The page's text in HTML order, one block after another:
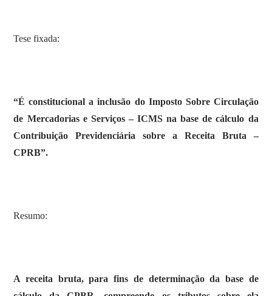
Tese fixada:
“É constitucional a inclusão do Imposto Sobre Circulação
de Mercadorias e Serviços – ICMS na base de cálculo da
Contribuição Previdenciária sobre a Receita Bruta –
CPRB”.
Resumo:
A receita bruta, para fins de determinação da base de